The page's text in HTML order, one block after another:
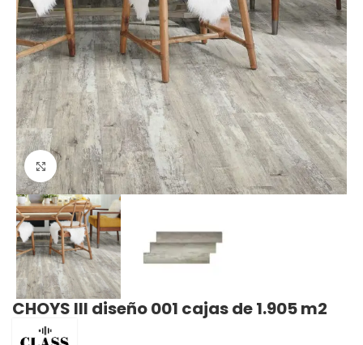
Click to enlarge
CHOYS III diseño 001 cajas de 1.905 m2